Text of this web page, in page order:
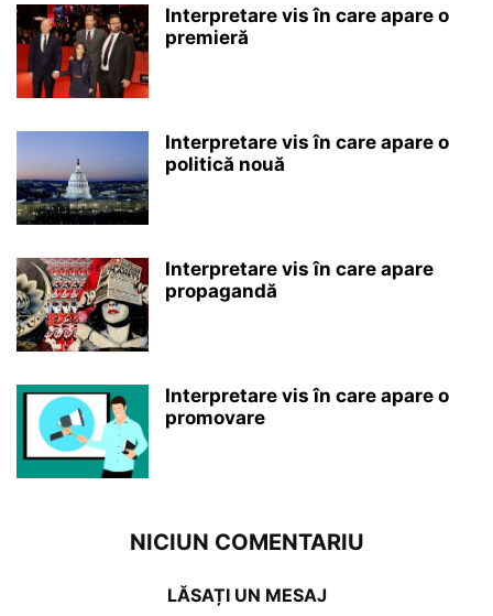
Interpretare vis în care apare o
premieră
Interpretare vis în care apare o
politică nouă
Interpretare vis în care apare
propagandă
Interpretare vis în care apare o
promovare
NICIUN COMENTARIU
LĂSAȚI UN MESAJ